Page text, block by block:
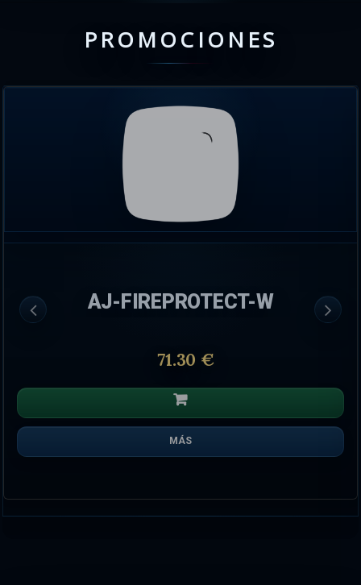
PROMOCIONES
AJ-FIREPROTECT-W
71.30 €
MÁS